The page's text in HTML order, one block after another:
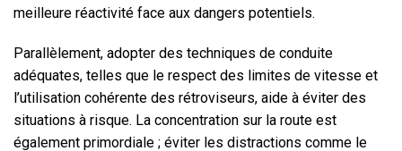
meilleure réactivité face aux dangers potentiels.
Parallèlement, adopter des techniques de conduite
adéquates, telles que le respect des limites de vitesse et
l’utilisation cohérente des rétroviseurs, aide à éviter des
situations à risque. La concentration sur la route est
également primordiale ; éviter les distractions comme le